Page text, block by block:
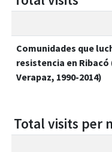
Comunidades que
resistencia en Ribacó
Verapaz, 1990-2014)
Total visits per